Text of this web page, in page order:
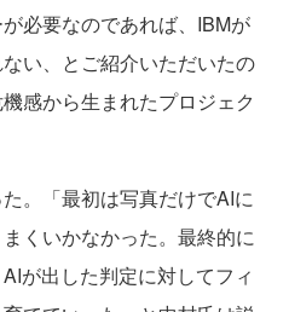
必要なのであれば、IBMが
い、とご紹介いただいたの
感から生まれたプロジェク
。「最初は写真だけでAIに
くいかなかった。最終的に
が出した判定に対してフィ